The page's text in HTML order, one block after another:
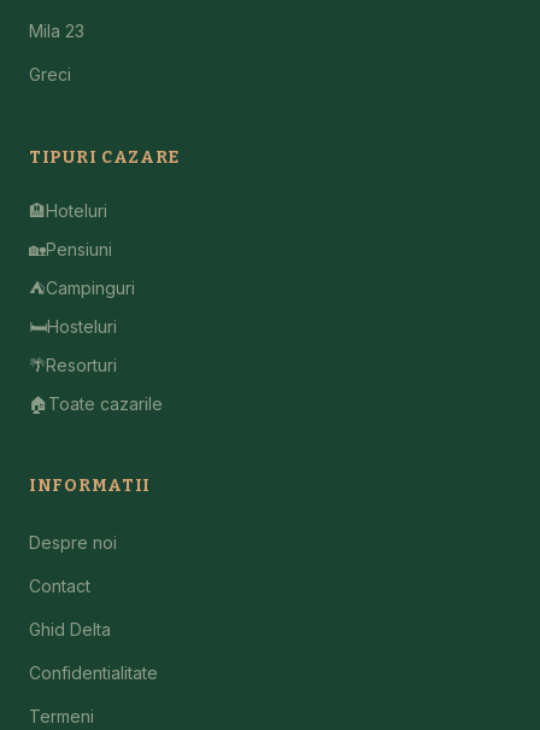
Mila 23
Greci
TIPURI CAZARE
🏨Hoteluri
🏡Pensiuni
⛺Campinguri
🛏️Hosteluri
🌴Resorturi
🏠 Toate cazarile
INFORMATII
Despre noi
Contact
Ghid Delta
Confidentialitate
Termeni